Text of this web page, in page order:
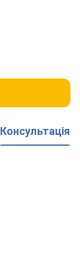
Консультація